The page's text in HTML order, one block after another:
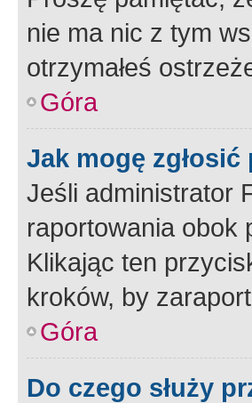
nie ma nic z tym
otrzymałeś
Góra
Jak mogę
Jeśli administrator
raportowania obok
Klikając ten
kroków, by
Góra
Do czego służy